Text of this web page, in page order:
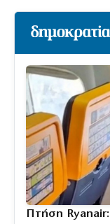
Πτήση